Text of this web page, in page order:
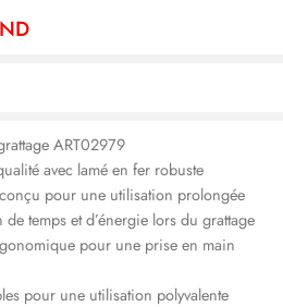
ART02979
avec lamé en fer robuste
pour une utilisation prolongée
temps et d’énergie lors du grattage
pour une prise en main
pour une utilisation polyvalente